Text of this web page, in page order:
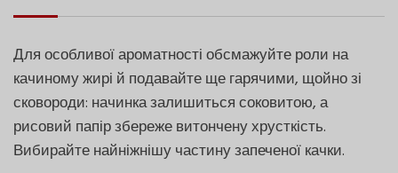
Для особливої ароматності обсмажуйте роли на
качиному жирі й подавайте ще гарячими, щойно зі
сковороди: начинка залишиться соковитою, а
рисовий папір збереже витончену хрусткість.
Вибирайте найніжнішу частину запеченої качки.